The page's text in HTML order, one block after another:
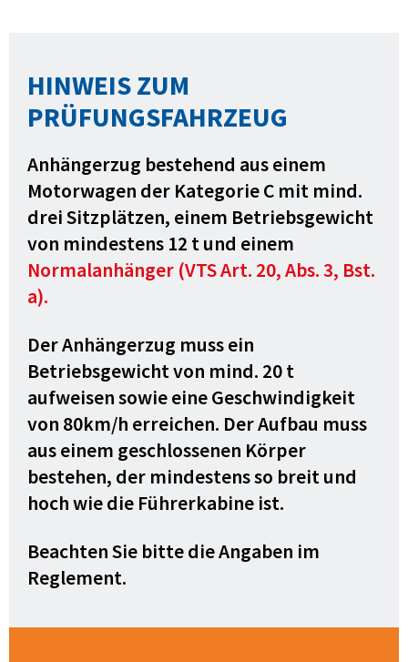
HINWEIS ZUM
PRÜFUNGSFAHRZEUG
Anhängerzug bestehend aus einem
Motorwagen der Kategorie C mit mind.
drei Sitzplätzen, einem Betriebsgewicht
von mindestens 12 t und einem
Normalanhänger (VTS Art. 20, Abs. 3, Bst.
a).
Der Anhängerzug muss ein
Betriebsgewicht von mind. 20 t
aufweisen sowie eine Geschwindigkeit
von 80km/h erreichen. Der Aufbau muss
aus einem geschlossenen Körper
bestehen, der mindestens so breit und
hoch wie die Führerkabine ist.
Beachten Sie bitte die Angaben im
Reglement.